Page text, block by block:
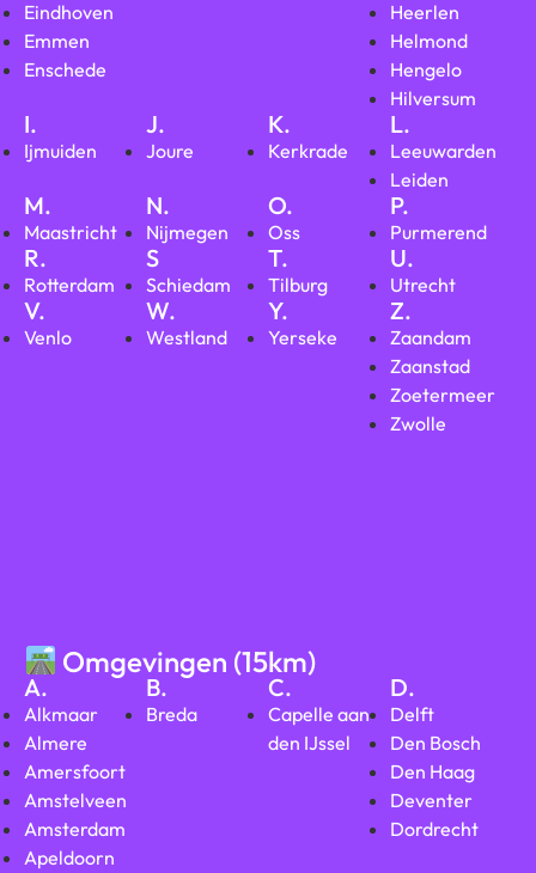
Eindhoven
Emmen
Enschede
Heerlen
Helmond
Hengelo
Hilversum
I.
Ijmuiden
J.
Joure
K.
Kerkrade
L.
Leeuwarden
Leiden
M.
Maastricht
N.
Nijmegen
O.
Oss
P.
Purmerend
R.
Rotterdam
S
Schiedam
T.
Tilburg
U.
Utrecht
V.
Venlo
W.
Westland
Y.
Yerseke
Z.
Zaandam
Zaanstad
Zoetermeer
Zwolle
Omgevingen (15km)
A.
Alkmaar
Almere
Amersfoort
Amstelveen
Amsterdam
Apeldoorn
B.
Breda
C.
Capelle aan
den IJssel
D.
Delft
Den Bosch
Den Haag
Deventer
Dordrecht